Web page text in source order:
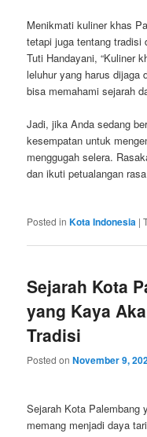
Menikmati kuliner khas
tetapi juga tentang tradisi
Tuti Handayani, “Kuliner
leluhur yang harus dijaga
bisa memahami sejarah
Jadi, jika Anda sedang
kesempatan untuk
menggugah selera.
dan ikuti petualangan
Posted in Kota Indonesia |
Sejarah Kota
yang Kaya
Tradisi
Posted onNovember 9,
Sejarah Kota Palembang
memang menjadi daya